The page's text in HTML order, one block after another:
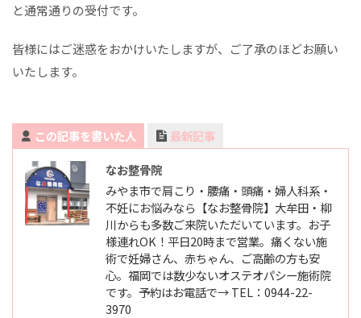
と通常通りの受付です。
皆様にはご迷惑をおかけいたしますが、ご了承のほどお願い
いたします。
この記事を書いた人
最新記事
なお整骨院
みやま市で肩こり・腰痛・頭痛・婦人科系・
不妊にお悩みなら【なお整骨院】大牟田・柳
川からも多数ご来院いただいています。お子
様連れOK！平日20時まで営業。痛くない施
術で妊婦さん、赤ちゃん、ご高齢の方も安
心。福岡では数少ないオステオパシー施術院
です。予約はお電話で→ TEL：0944-22-
3970